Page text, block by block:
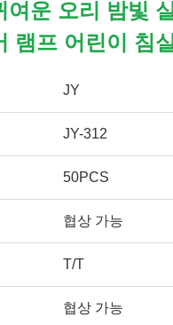
여운 오리 밤빛
램프 어린이 침
JY
JY-312
50PCS
협상 가능
T/T
협상 가능